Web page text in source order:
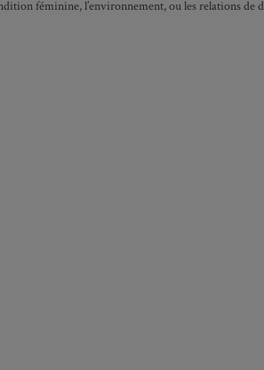
féminine, l’environnement, ou les relations de